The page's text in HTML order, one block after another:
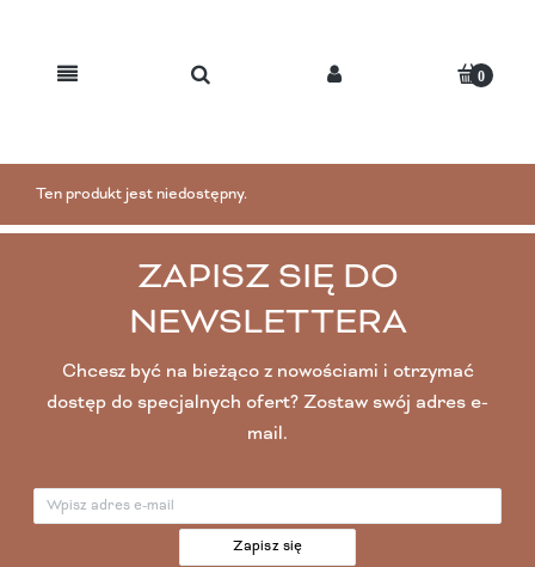
Ten produkt jest niedostępny.
ZAPISZ SIĘ DO
NEWSLETTERA
Chcesz być na bieżąco z nowościami i otrzymać
dostęp do specjalnych ofert? Zostaw swój adres e-
mail.
Zapisz się